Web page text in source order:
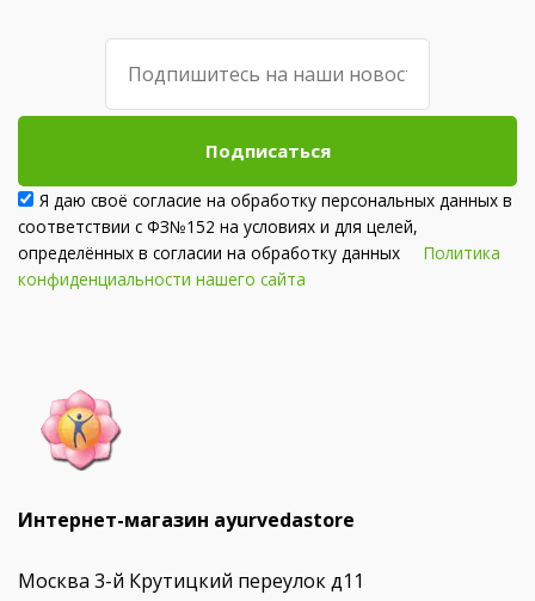
Подписаться
Я даю своё согласие на обработку персональных данных в
соответствии с ФЗ№152 на условиях и для целей,
определённых в согласии на обработку данных Политика
конфиденциальности нашего сайта
Интернет-магазин ayurvedastore
Москва 3-й Крутицкий переулок д11